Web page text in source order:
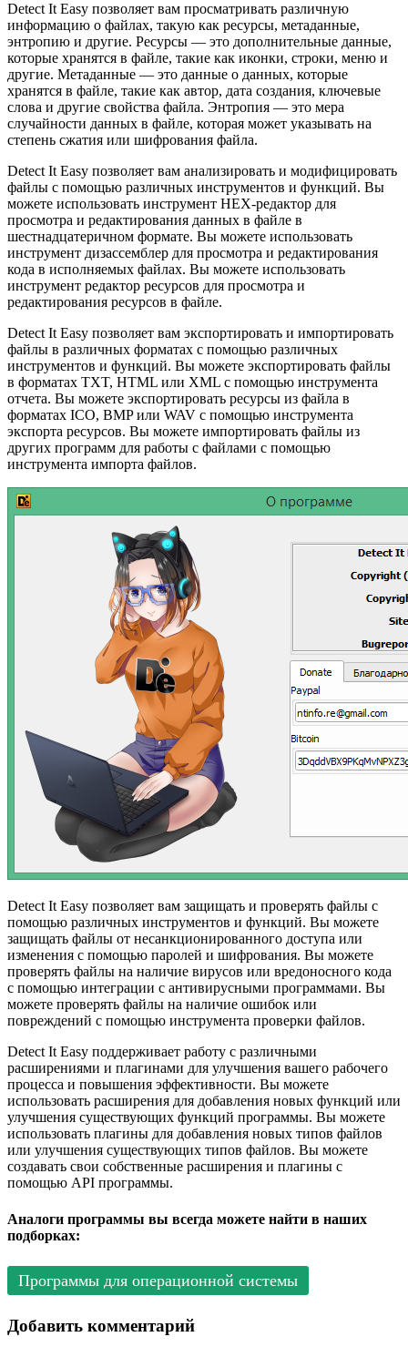
Detect It Easy позволяет вам просматривать различную
информацию о файлах, такую как ресурсы, метаданные,
энтропию и другие. Ресурсы — это дополнительные данные,
которые хранятся в файле, такие как иконки, строки, меню и
другие. Метаданные — это данные о данных, которые
хранятся в файле, такие как автор, дата создания, ключевые
слова и другие свойства файла. Энтропия — это мера
случайности данных в файле, которая может указывать на
степень сжатия или шифрования файла.
Detect It Easy позволяет вам анализировать и модифицировать
файлы с помощью различных инструментов и функций. Вы
можете использовать инструмент HEX-редактор для
просмотра и редактирования данных в файле в
шестнадцатеричном формате. Вы можете использовать
инструмент дизассемблер для просмотра и редактирования
кода в исполняемых файлах. Вы можете использовать
инструмент редактор ресурсов для просмотра и
редактирования ресурсов в файле.
Detect It Easy позволяет вам экспортировать и импортировать
файлы в различных форматах с помощью различных
инструментов и функций. Вы можете экспортировать файлы
в форматах TXT, HTML или XML с помощью инструмента
отчета. Вы можете экспортировать ресурсы из файла в
форматах ICO, BMP или WAV с помощью инструмента
экспорта ресурсов. Вы можете импортировать файлы из
других программ для работы с файлами с помощью
инструмента импорта файлов.
Detect It Easy позволяет вам защищать и проверять файлы с
помощью различных инструментов и функций. Вы можете
защищать файлы от несанкционированного доступа или
изменения с помощью паролей и шифрования. Вы можете
проверять файлы на наличие вирусов или вредоносного кода
с помощью интеграции с антивирусными программами. Вы
можете проверять файлы на наличие ошибок или
повреждений с помощью инструмента проверки файлов.
Detect It Easy поддерживает работу с различными
расширениями и плагинами для улучшения вашего рабочего
процесса и повышения эффективности. Вы можете
использовать расширения для добавления новых функций или
улучшения существующих функций программы. Вы можете
использовать плагины для добавления новых типов файлов
или улучшения существующих типов файлов. Вы можете
создавать свои собственные расширения и плагины с
помощью API программы.
Аналоги программы вы всегда можете найти в наших
подборках:
Программы для операционной системы
Добавить комментарий